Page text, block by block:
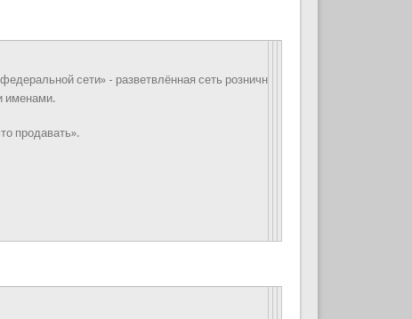
сети» - разветвлённая сеть розничн
именами.
продавать».